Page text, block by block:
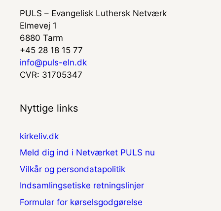
PULS – Evangelisk Luthersk Netværk
Elmevej 1
6880 Tarm
+45 28 18 15 77
info@puls-eln.dk
CVR: 31705347
Nyttige links
kirkeliv.dk
Meld dig ind i Netværket PULS nu
Vilkår og persondatapolitik
Indsamlingsetiske retningslinjer
Formular for kørselsgodgørelse